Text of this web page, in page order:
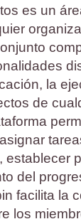
es un
la
de
establecer
del
facilita la
los